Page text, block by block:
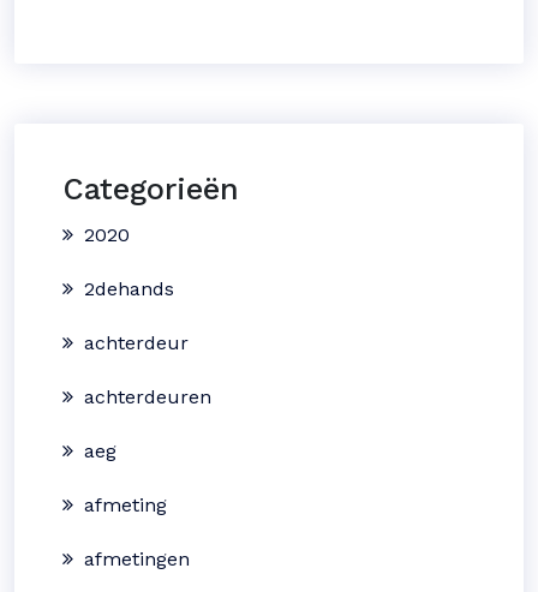
Categorieën
2020
2dehands
achterdeur
achterdeuren
aeg
afmeting
afmetingen